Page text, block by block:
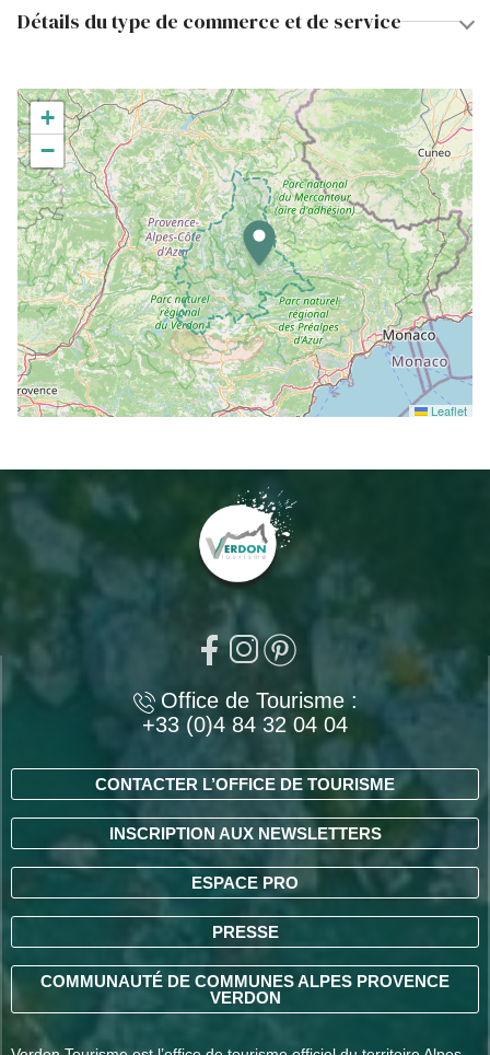
Détails du type de commerce et de service
+
−
Leaflet
Office de Tourisme :
+33 (0)4 84 32 04 04
CONTACTER L’OFFICE DE TOURISME
INSCRIPTION AUX NEWSLETTERS
ESPACE PRO
PRESSE
COMMUNAUTÉ DE COMMUNES ALPES PROVENCE
VERDON